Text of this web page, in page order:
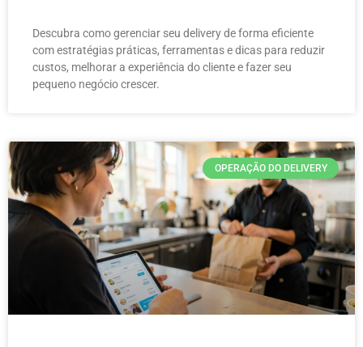
Descubra como gerenciar seu delivery de forma eficiente
com estratégias práticas, ferramentas e dicas para reduzir
custos, melhorar a experiência do cliente e fazer seu
pequeno negócio crescer.
OPERAÇÃO DO DELIVERY